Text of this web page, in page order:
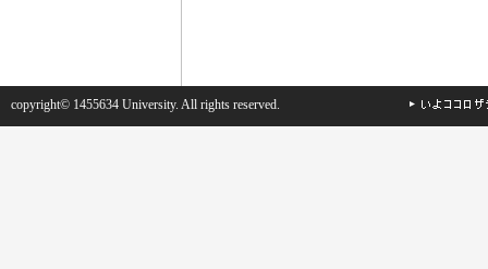
copyright© 1455634 University. All rights reserved.